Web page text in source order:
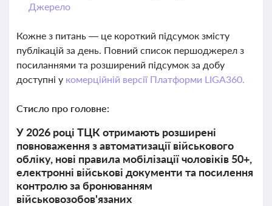
Джерело
Кожне з питань — це короткий підсумок змісту
публікацій за день. Повний список першоджерел з
посиланнями та розширений підсумок за добу
доступні у комерційній версії Платформи LIGA360.
Стисло про головне:
У 2026 році ТЦК отримають розширені
повноваження з автоматизації військового
обліку, нові правила мобілізації чоловіків 50+,
електронні військові документи та посилення
контролю за бронюванням
військовозобов'язаних